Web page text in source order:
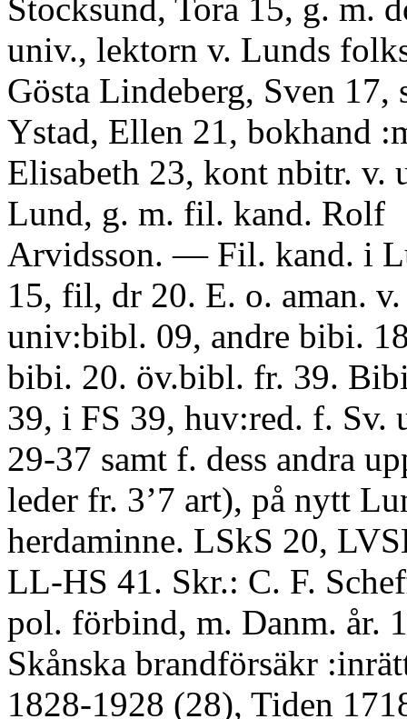
Stocksund, Tora 15, g. m.
univ., lektorn v. Lunds
Gösta Lindeberg, Sven 17,
Ystad, Ellen 21, bokhand
Elisabeth 23, kont nbitr. v.
Lund, g. m. fil. kand. Rolf
Arvidsson. — Fil. kand. i
15, fil, dr 20. E. o. aman.
univ:bibl. 09, andre bibi.
bibi. 20. öv.bibl. fr. 39.
39, i FS 39, huv:red. f. Sv.
29-37 samt f. dess andra
leder fr. 3’7 art), på nytt
herdaminne. LSkS 20,
LL-HS 41. Skr.: C. F.
pol. förbind, m. Danm. år.
Skånska brandförsäkr
1828-1928 (28), Tiden